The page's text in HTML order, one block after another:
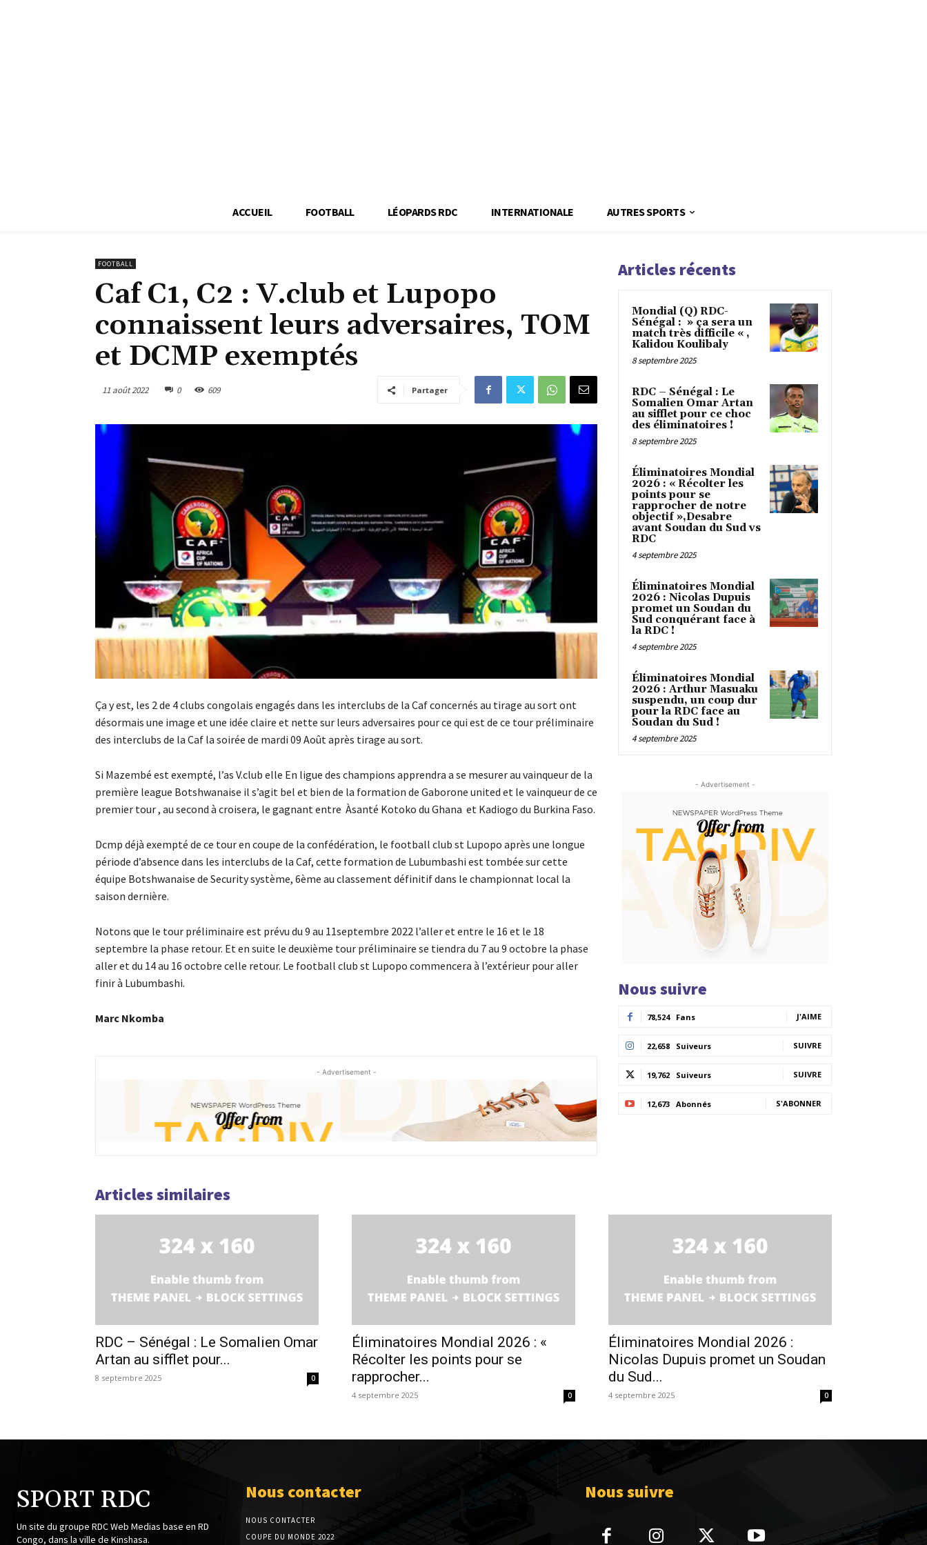
ACCUEIL FOOTBALL LÉOPARDS RDC INTERNATIONALE AUTRES SPORTS
FOOTBALL
Caf C1, C2 : V.club et Lupopo
connaissent leurs adversaires, TOM
et DCMP exemptés
11 août 2022 0 609 Partager
Ça y est, les 2 de 4 clubs congolais engagés dans les interclubs de la Caf concernés au tirage au sort ont
désormais une image et une idée claire et nette sur leurs adversaires pour ce qui est de ce tour préliminaire
des interclubs de la Caf la soirée de mardi 09 Août après tirage au sort.
Si Mazembé est exempté, l’as V.club elle En ligue des champions apprendra a se mesurer au vainqueur de la
première league Botshwanaise il s’agit bel et bien de la formation de Gaborone united et le vainqueur de ce
premier tour , au second à croisera, le gagnant entre Àsanté Kotoko du Ghana et Kadiogo du Burkina Faso.
Dcmp déjà exempté de ce tour en coupe de la confédération, le football club st Lupopo après une longue
période d’absence dans les interclubs de la Caf, cette formation de Lubumbashi est tombée sur cette
équipe Botshwanaise de Security système, 6ème au classement définitif dans le championnat local la
saison dernière.
Notons que le tour préliminaire est prévu du 9 au 11septembre 2022 l’aller et entre le 16 et le 18
septembre la phase retour. Et en suite le deuxième tour préliminaire se tiendra du 7 au 9 octobre la phase
aller et du 14 au 16 octobre celle retour. Le football club st Lupopo commencera à l’extérieur pour aller
finir à Lubumbashi.
Marc Nkomba
- Advertisement -
Articles récents
Mondial (Q) RDC-
Sénégal : » ça sera un
match très difficile « ,
Kalidou Koulibaly
8 septembre 2025
RDC – Sénégal : Le
Somalien Omar Artan
au sifflet pour ce choc
des éliminatoires !
8 septembre 2025
Éliminatoires Mondial
2026 : « Récolter les
points pour se
rapprocher de notre
objectif »,Desabre
avant Soudan du Sud vs
RDC
4 septembre 2025
Éliminatoires Mondial
2026 : Nicolas Dupuis
promet un Soudan du
Sud conquérant face à
la RDC !
4 septembre 2025
Éliminatoires Mondial
2026 : Arthur Masuaku
suspendu, un coup dur
pour la RDC face au
Soudan du Sud !
4 septembre 2025
- Advertisement -
Nous suivre
78,524 Fans J'AIME
22,658 Suiveurs SUIVRE
19,762 Suiveurs SUIVRE
12,673 Abonnés S'ABONNER
Articles similaires
RDC – Sénégal : Le Somalien Omar
Artan au sifflet pour...
8 septembre 2025 0
Éliminatoires Mondial 2026 : «
Récolter les points pour se
rapprocher...
4 septembre 2025 0
Éliminatoires Mondial 2026 :
Nicolas Dupuis promet un Soudan
du Sud...
4 septembre 2025 0
SPORT RDC
Un site du groupe RDC Web Medias base en RD
Congo, dans la ville de Kinshasa.
Nous contacter
NOUS CONTACTER
COUPE DU MONDE 2022
Nous suivre